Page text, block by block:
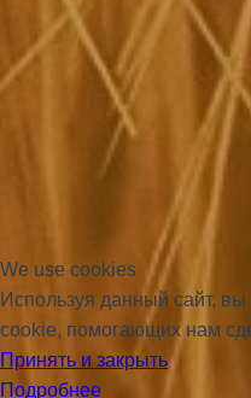
We use cookies
Используя данный сайт,
cookie, помогающих нам
Принять и закрыть
Подробнее